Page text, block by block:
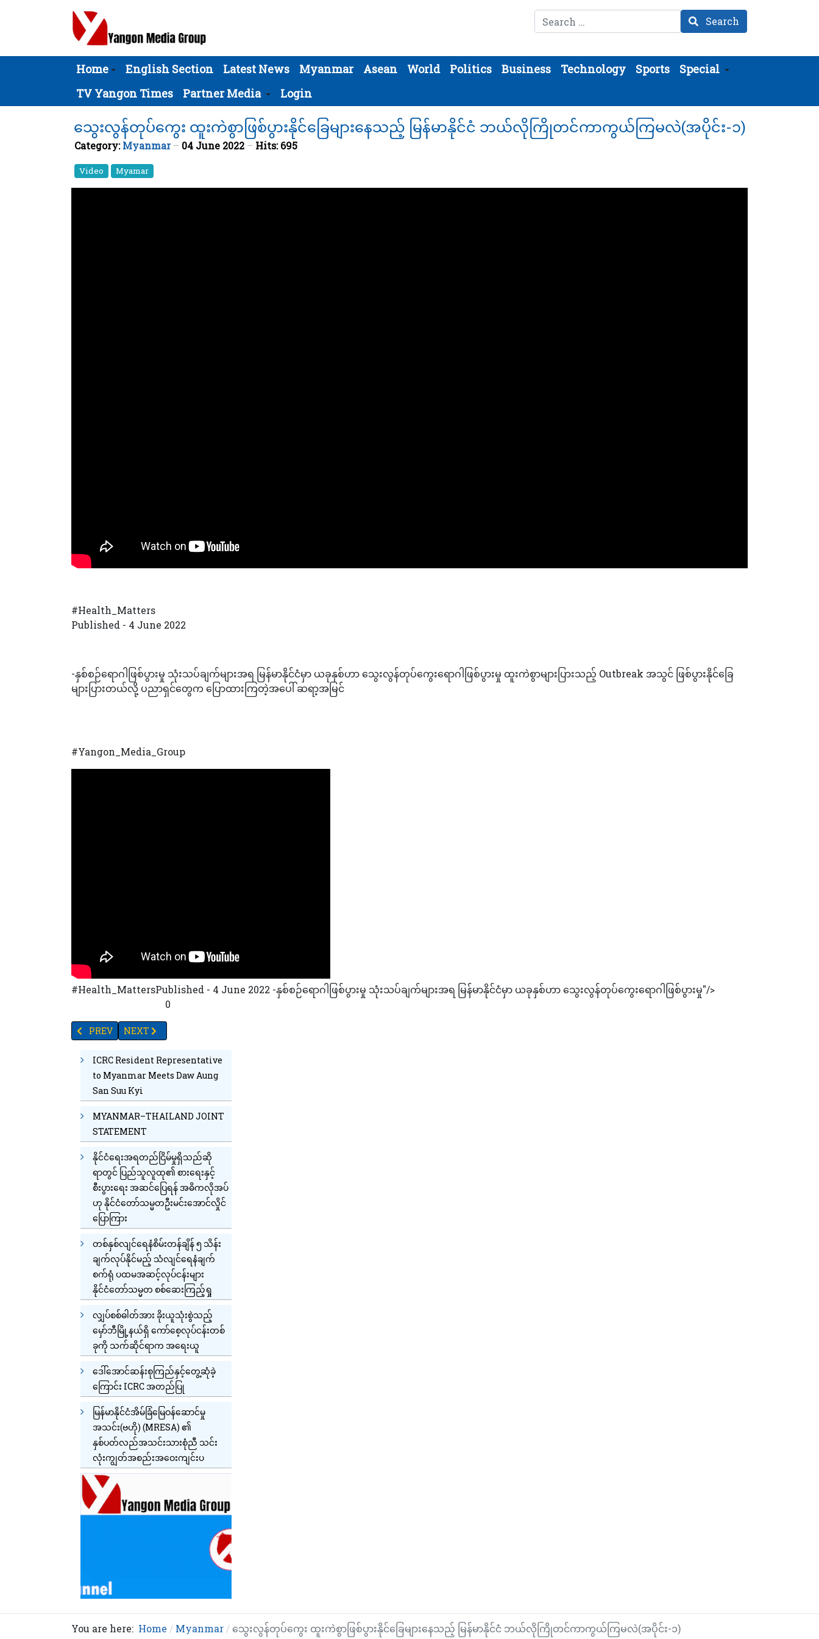
Search Search
Home English Section Latest News Myanmar Asean World Politics Business Technology Sports
Special
TV Yangon Times
Partner Media Login
သွေးလွန်တုပ်ကွေး ထူးကဲစွာဖြစ်ပွားနိုင်ခြေများနေသည့် မြန်မာနိုင်ငံ ဘယ်လိုကြိုတင်ကာကွယ်ကြမလဲ(အပိုင်း-၁)
Category:Myanmar 04 June 2022 Hits: 695
Video Myamar
#Health_Matters
Published - 4 June 2022
-နှစ်စဉ်ရောဂါဖြစ်ပွားမှု သုံးသပ်ချက်များအရ မြန်မာနိုင်ငံမှာ ယခုနှစ်ဟာ သွေးလွန်တုပ်ကွေးရောဂါဖြစ်ပွားမှု ထူးကဲစွာများပြားသည့် Outbreak အသွင် ဖြစ်ပွားနိုင်ခြေ
များပြားတယ်လို့ ပညာရှင်တွေက ပြောထားကြတဲ့အပေါ် ဆရာ့အမြင်
#Yangon_Media_Group
#Health_MattersPublished - 4 June 2022 -နှစ်စဉ်ရောဂါဖြစ်ပွားမှု သုံးသပ်ချက်များအရ မြန်မာနိုင်ငံမှာ ယခုနှစ်ဟာ သွေးလွန်တုပ်ကွေးရောဂါဖြစ်ပွားမှု"/>
0
PREVIOUS ARTICLE: နာမည်ကြီး AIR_ ASIA လေကြောင်းလိုင်း မြန်မာနိုင်ငံတွင် ပြန်လည်ပြေးဆွဲ
PREV NEXT ARTICLE: ထိုင်းနိုင်ငံသားတစ်ဦး အသတ်ခံရသည့်ကိစ္စကြောင့် ဖမ်းဆီးခံထားရသော တရားမဝင်မြန်မာနိုင်ငံသားများအား စစ်ဆေးနေဟုဆို
NEXT
ICRC Resident Representative
to Myanmar Meets Daw Aung
San Suu Kyi
MYANMAR–THAILAND JOINT
STATEMENT
နိုင်ငံရေးအရတည်ငြိမ်မှုရှိသည်ဆို
ရာတွင် ပြည်သူလူထု၏ စားရေးနှင့်
စီးပွားရေး အဆင်ပြေရန် အဓိကလိုအပ်
ဟု နိုင်ငံတော်သမ္မတဦးမင်းအောင်လှိုင်
ပြောကြား
တစ်နှစ်လျင်ရေနံစိမ်းတန်ချိန် ၅ သိန်း
ချက်လုပ်နိုင်မည့် သံလျင်ရေနံချက်
စက်ရုံ ပထမအဆင့်လုပ်ငန်းများ
နိုင်ငံတော်သမ္မတ စစ်ဆေးကြည့်ရှု
လျှပ်စစ်ဓါတ်အား ခိုးယူသုံးစွဲသည့်
မှော်ဘီမြို့နယ်ရှိ ကော်စေ့လုပ်ငန်းတစ်
ခုကို သက်ဆိုင်ရာက အရေးယူ
ဒေါ်အောင်ဆန်းစုကြည်နှင့်တွေ့ဆုံခဲ့
ကြောင်း ICRC အတည်ပြု
မြန်မာနိုင်ငံအိမ်ခြံမြေဝန်ဆောင်မှု
အသင်း(ဗဟို) (MRESA) ၏
နှစ်ပတ်လည်အသင်းသားစုံညီ သင်း
လုံးကျွတ်အစည်းအဝေးကျင်းပ
You are here: Home Myanmar သွေးလွန်တုပ်ကွေး ထူးကဲစွာဖြစ်ပွားနိုင်ခြေများနေသည့် မြန်မာနိုင်ငံ ဘယ်လိုကြိုတင်ကာကွယ်ကြမလဲ(အပိုင်း-၁)